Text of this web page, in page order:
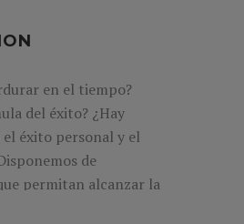
en el tiempo?
del éxito? ¿Hay
éxito personal y el
de
permitan alcanzar la
SXXI? Hoy en día para